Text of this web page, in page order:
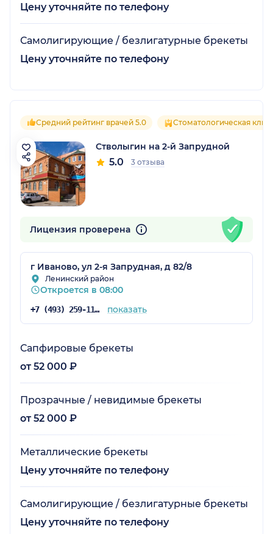
Цену уточняйте по телефону
Самолигирующие / безлигатурные брекеты
Цену уточняйте по телефону
Средний рейтинг врачей 5.0 Стоматологическая
Стволыгин на 2-й Запрудной
5.0 3 отзыва
Лицензия проверена
г Иваново, ул 2-я Запрудная, д 82/8
Ленинский район
Откроется в 08:00
+7 (493) 259-11-95 показать
Сапфировые брекеты
от 52 000 ₽
Прозрачные / невидимые брекеты
от 52 000 ₽
Металлические брекеты
Цену уточняйте по телефону
Самолигирующие / безлигатурные брекеты
Цену уточняйте по телефону